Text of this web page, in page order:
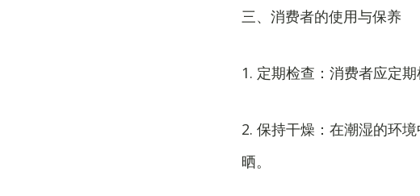
三、消费者的使用与保养
1. 定期检查：消费者应定
2. 保持干燥：在潮湿的环
晒。